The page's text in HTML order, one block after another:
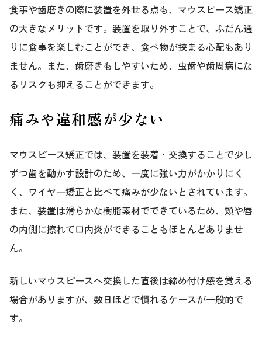
食事や歯磨きの際に装置を外せる点も、マウスピース矯正
の大きなメリットです。装置を取り外すことで、ふだん通
りに食事を楽しむことができ、食べ物が挟まる心配もあり
ません。また、歯磨きもしやすいため、虫歯や歯周病にな
るリスクも抑えることができます。
痛みや違和感が少ない
マウスピース矯正では、装置を装着・交換することで少し
ずつ歯を動かす設計のため、一度に強い力がかかりにく
く、ワイヤー矯正と比べて痛みが少ないとされています。
また、装置は滑らかな樹脂素材でできているため、頬や唇
の内側に擦れて口内炎ができることもほとんどありませ
ん。
新しいマウスピースへ交換した直後は締め付け感を覚える
場合がありますが、数日ほどで慣れるケースが一般的で
す。